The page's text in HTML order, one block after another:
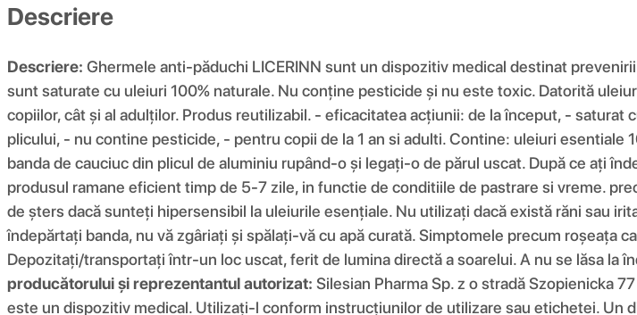
Descriere
Descriere: Ghermele anti-păduchi LICERINN sunt un dispozitiv medical destinat
sunt saturate cu uleiuri 100% naturale. Nu conține pesticide și nu este toxic. Datorită
copiilor, cât și al adulților. Produs reutilizabil. - eficacitatea acțiunii: de la început, -
plicului, - nu contine pesticide, - pentru copii de la 1 an si adulti. Contine: uleiuri
banda de cauciuc din plicul de aluminiu rupând-o și legați-o de părul uscat. După ce ați
produsul ramane eficient timp de 5-7 zile, in functie de conditiile de pastrare si vreme.
de șters dacă sunteți hipersensibil la uleiurile esențiale. Nu utilizați dacă există răni sau
îndepărtați banda, nu vă zgâriați și spălați-vă cu apă curată. Simptomele precum roșeața
Depozitați/transportați într-un loc uscat, ferit de lumina directă a soarelui. A nu se lăsa la
producătorului și reprezentantul autorizat: Silesian Pharma Sp. z o stradă Szopienicka
este un dispozitiv medical. Utilizați-l conform instrucțiunilor de utilizare sau etichetei. Un